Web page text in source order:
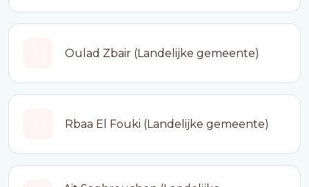
Oulad Zbair (Landelijke gemeente)
Rbaa El Fouki (Landelijke gemeente)